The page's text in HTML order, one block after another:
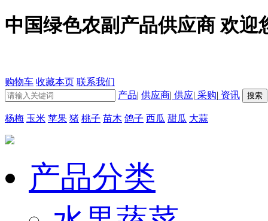
中国绿色农副产品供应商 欢迎
购物车 收藏本页 联系我们
产品| 供应商| 供应| 采购| 资讯
杨梅 玉米 苹果 猪 桃子 苗木 鸽子 西瓜 甜瓜 大蒜
产品分类